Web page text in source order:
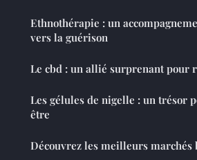
Ethnothérapie : un
vers la guérison
Le cbd : un allié surprenant pour
Les gélules de nigelle : un trésor
être
Découvrez les meilleurs marchés